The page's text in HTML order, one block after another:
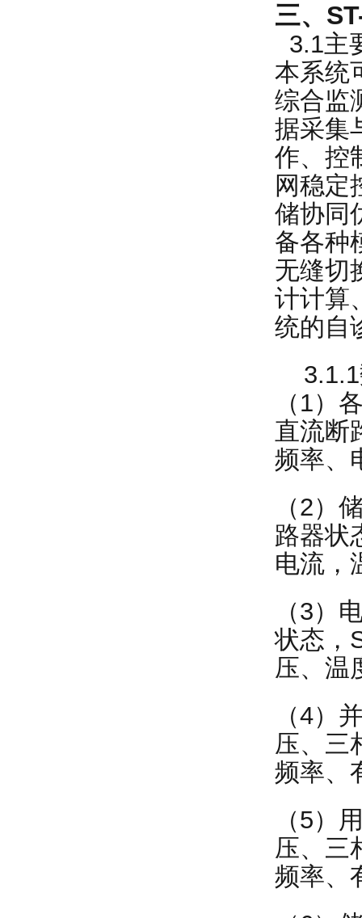
三、
3.1主
本系统
综合监
据采集
作、控
网稳定
储协同
备各种
无缝切
计计算
统的自
3.1.1
（1）
直流断
频率、
（2）
路器状
电流，
（3）
状态，
压、温
（4）
压、三
频率、
（5）
压、三
频率、